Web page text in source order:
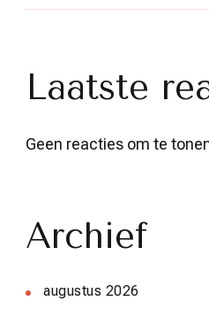
Laatste
Geen reacties om te
Archief
augustus 2026